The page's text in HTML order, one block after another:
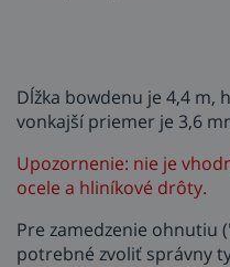
Dĺžka bowdenu je 4,4 m,
vonkajší priemer je 3,6
Upozornenie: nie je
ocele a hliníkové drôty.
Pre zamedzenie ohnutiu
potrebné zvoliť správny